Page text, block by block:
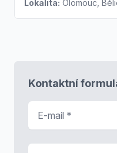
Lokalita: Olomouc,
Kontaktní